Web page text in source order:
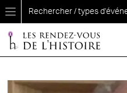
Aller au contenu principal